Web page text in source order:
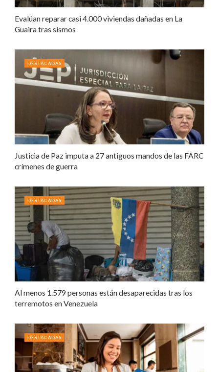
Evalúan reparar casi 4.000 viviendas dañadas en La
Guaira tras sismos
Justicia de Paz imputa a 27 antiguos mandos de las FARC
crímenes de guerra
DESTACADAS
Al menos 1.579 personas están desaparecidas tras los
terremotos en Venezuela
DESTACADAS
DESTACADAS